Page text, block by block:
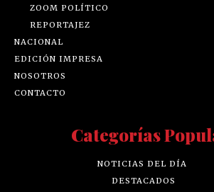
ZOOM POLÍTICO
REPORTAJEZ
NACIONAL
EDICIÓN IMPRESA
NOSOTROS
CONTACTO
Categorías
NOTICIAS DEL DÍA
DESTACADOS